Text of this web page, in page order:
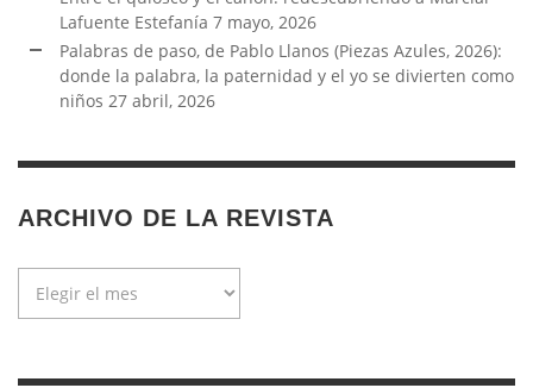
Lafuente Estefanía 7 mayo, 2026
Palabras de paso, de Pablo Llanos (Piezas Azules, 2026):
donde la palabra, la paternidad y el yo se divierten como
niños 27 abril, 2026
ARCHIVO DE LA REVISTA